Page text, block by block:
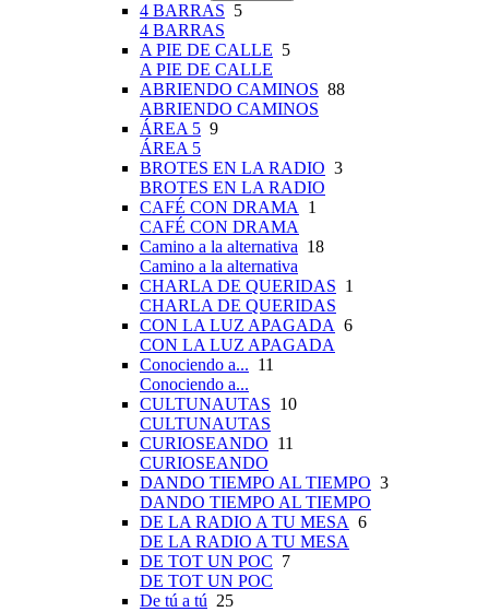
4 BARRAS 5
4 BARRAS
A PIE DE CALLE 5
A PIE DE CALLE
ABRIENDO CAMINOS 88
ABRIENDO CAMINOS
ÁREA 5 9
ÁREA 5
BROTES EN LA RADIO 3
BROTES EN LA RADIO
CAFÉ CON DRAMA
1
CAFÉ CON DRAMA
Camino a la alternativa 18
Camino a la alternativa
CHARLA DE QUERIDAS 1
CHARLA DE QUERIDAS
CON LA LUZ APAGADA 6
CON LA LUZ APAGADA
Conociendo a... 11
Conociendo a...
CULTUNAUTAS 10
CULTUNAUTAS
CURIOSEANDO 11
CURIOSEANDO
DANDO TIEMPO AL TIEMPO 3
DANDO TIEMPO AL TIEMPO
DE LA RADIO A TU MESA 6
DE LA RADIO A TU MESA
DE TOT UN POC 7
DE TOT UN POC
De tú a tú 25